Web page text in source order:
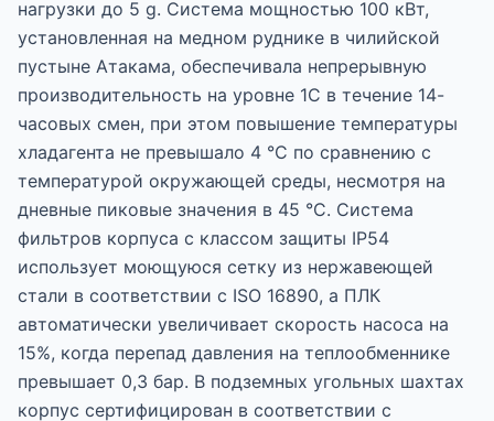
нагрузки до 5 g. Система мощностью 100 кВт,
установленная на медном руднике в чилийской
пустыне Атакама, обеспечивала непрерывную
производительность на уровне 1C в течение 14-
часовых смен, при этом повышение температуры
хладагента не превышало 4 °C по сравнению с
температурой окружающей среды, несмотря на
дневные пиковые значения в 45 °C. Система
фильтров корпуса с классом защиты IP54
использует моющуюся сетку из нержавеющей
стали в соответствии с ISO 16890, а ПЛК
автоматически увеличивает скорость насоса на
15%, когда перепад давления на теплообменнике
превышает 0,3 бар. В подземных угольных шахтах
корпус сертифицирован в соответствии с